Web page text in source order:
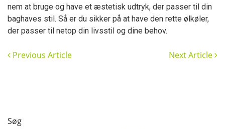
nem at bruge og have et æstetisk udtryk, der passer til din
baghaves stil. Så er du sikker på at have den rette ølkøler,
der passer til netop din livsstil og dine behov.
Previous Article Next Article
Søg